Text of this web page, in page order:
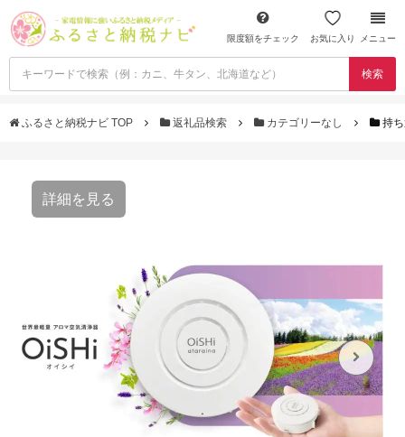
限度額をチェック お気に入り メニュー
検索
ふるさと納税ナビ TOP 返礼品検索 カテゴリーなし 持
詳細を見る